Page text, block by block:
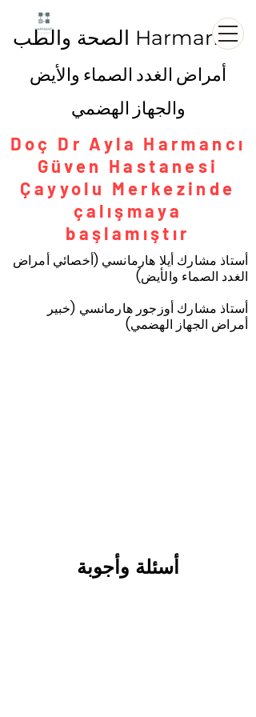
الصحة والطب Harmancı
أمراض الغدد الصماء والأيض
والجهاز الهضمي
أستاذ مشارك أيلا هارمانسي (أخصائي أمراض
الغدد الصماء والأيض)
أستاذ مشارك أوزجور هارمانسي (خبير
أمراض الجهاز الهضمي)
Doç Dr Ayla Harmancı
Güven Hastanesi
Çayyolu Merkezinde
çalışmaya
başlamıştır
أسئلة وأجوبة